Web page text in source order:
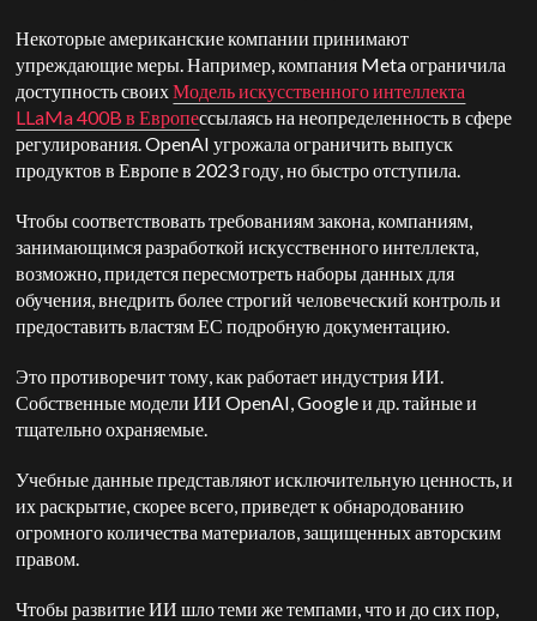
Некоторые американские компании принимают
упреждающие меры. Например, компания Meta ограничила
доступность своихМодель искусственного интеллекта
LLaMa 400B в Европессылаясь на неопределенность в сфере
регулирования. OpenAI угрожала ограничить выпуск
продуктов в Европе в 2023 году, но быстро отступила.
Чтобы соответствовать требованиям закона, компаниям,
занимающимся разработкой искусственного интеллекта,
возможно, придется пересмотреть наборы данных для
обучения, внедрить более строгий человеческий контроль и
предоставить властям ЕС подробную документацию.
Это противоречит тому, как работает индустрия ИИ.
Собственные модели ИИ OpenAI, Google и др.тайные и
тщательно охраняемые.
Учебные данные представляют исключительную ценность, и
их раскрытие, скорее всего, приведет к обнародованию
огромного количества материалов, защищенных авторским
правом.
Чтобы развитие ИИ шло теми же темпами, что и до сих пор,